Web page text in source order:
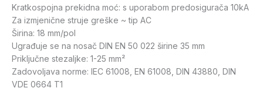
Kratkospojna prekidna moć: s uporabom predosigurača 10kA
Za izmjenične struje greške ~ tip AC
Širina: 18 mm/pol
Ugrađuje se na nosač DIN EN 50 022 širine 35 mm
Priključne stezaljke: 1-25 mm²
Zadovoljava norme: IEC 61008, EN 61008, DIN 43880, DIN
VDE 0664 T1